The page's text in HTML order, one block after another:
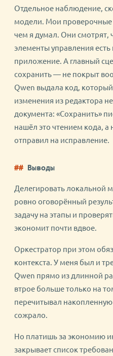
Отдельное наблюдение,
модели. Мои проверочные
чем я думал. Они смотрят,
элементы управления
приложение. А главный
сохранить — не покрыт
Qwen выдала код,
изменения из редактора
документа: «Сохранить»
нашёл это чтением кода, а
отправил на исправление.
Выводы
Делегировать локальной
ровно оговорённый
задачу на этапы и
экономит почти вдвое.
Оркестратор при этом
контекста. У меня был и
Qwen прямо из длинной
втрое больше только на
перечитывал
сожрало.
Но платишь за экономию
закрывает список